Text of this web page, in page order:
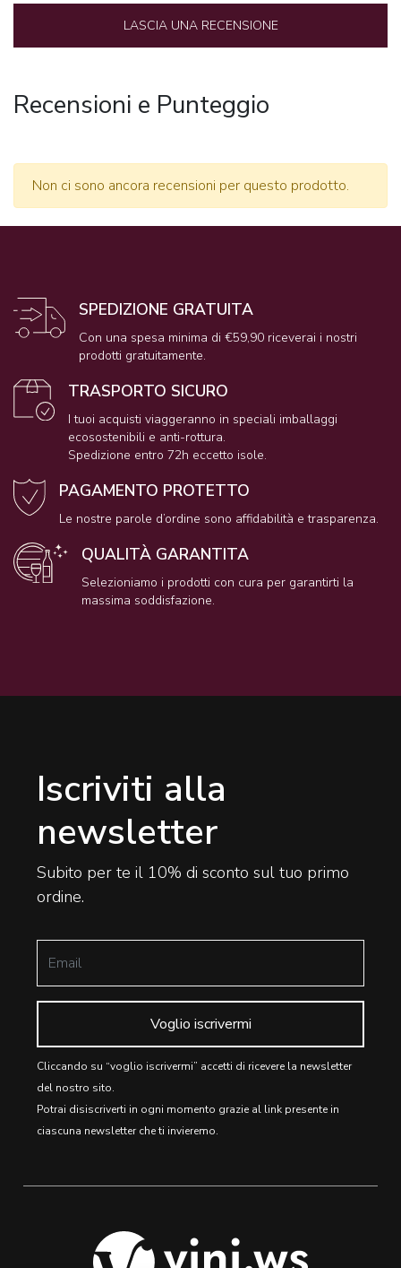
LASCIA UNA RECENSIONE
Recensioni e Punteggio
Non ci sono ancora recensioni per questo prodotto.
SPEDIZIONE GRATUITA
Con una spesa minima di €59,90 riceverai i nostri
prodotti gratuitamente.
TRASPORTO SICURO
I tuoi acquisti viaggeranno in speciali imballaggi
ecosostenibili e anti-rottura.
Spedizione entro 72h eccetto isole.
PAGAMENTO PROTETTO
Le nostre parole d’ordine sono affidabilità e trasparenza.
QUALITÀ GARANTITA
Selezioniamo i prodotti con cura per garantirti la
massima soddisfazione.
Iscriviti alla
newsletter
Subito per te il 10% di sconto sul tuo primo
ordine.
Voglio iscrivermi
Cliccando su “voglio iscrivermi” accetti di ricevere la newsletter
del nostro sito.
Potrai disiscriverti in ogni momento grazie al link presente in
ciascuna newsletter che ti invieremo.